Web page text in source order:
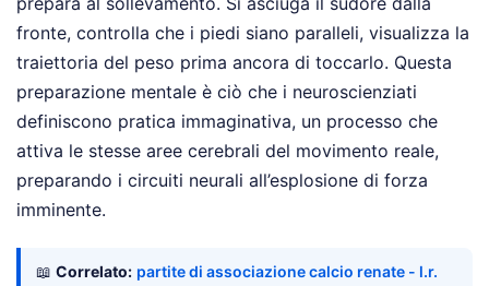
fronte, controlla che i piedi siano paralleli, visualizza la
traiettoria del peso prima ancora di toccarlo. Questa
preparazione mentale è ciò che i neuroscienziati
definiscono pratica immaginativa, un processo che
attiva le stesse aree cerebrali del movimento reale,
preparando i circuiti neurali all’esplosione di forza
imminente.
📖 Correlato: partite di associazione calcio renate - l.r.